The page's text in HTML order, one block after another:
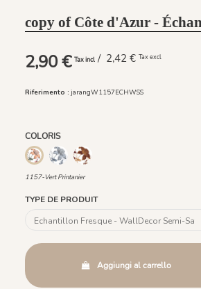
copy of Côte d'Azur -
2,90 €Tax incl / 2,42 € Tax excl
Riferimento : jarangW1157ECHWSS
COLORIS
1157-Vert Printanier
1158 - Bleu Givré
1159 - Brun Rouille
1157-Vert Printanier
TYPE DE PRODUIT
Aggiungi al carrello